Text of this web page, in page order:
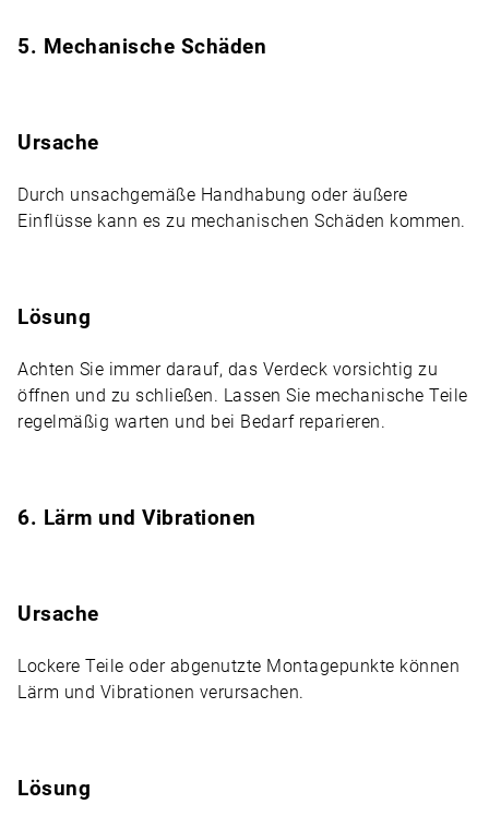
5. Mechanische Schäden
Ursache
Durch unsachgemäße Handhabung oder äußere
Einflüsse kann es zu mechanischen Schäden kommen.
Lösung
Achten Sie immer darauf, das Verdeck vorsichtig zu
öffnen und zu schließen. Lassen Sie mechanische Teile
regelmäßig warten und bei Bedarf reparieren.
6. Lärm und Vibrationen
Ursache
Lockere Teile oder abgenutzte Montagepunkte können
Lärm und Vibrationen verursachen.
Lösung